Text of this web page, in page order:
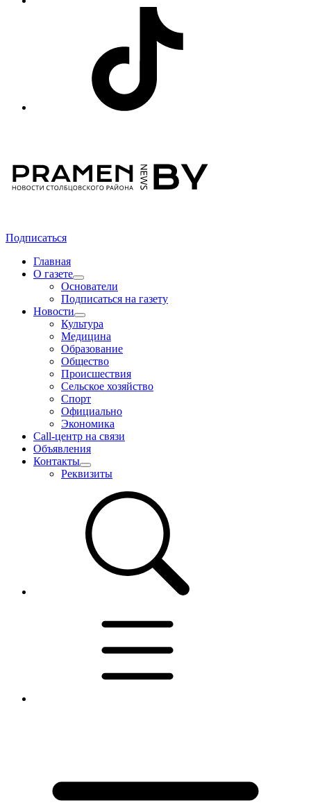
Подписаться
Главная
О газете
Основатели
Подписаться на газету
Новости
Культура
Медицина
Образование
Общество
Происшествия
Сельское хозяйство
Спорт
Официально
Экономика
Call-центр на связи
Объявления
Контакты
Реквизиты